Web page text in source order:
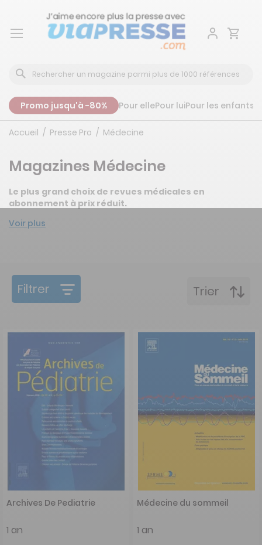
Aller
Promo jusqu'à -80% Pour ellePour luiPour les enfants
Accueil Presse Pro Médecine
Magazines Médecine
Le plus grand choix de revues médicales en
abonnement à prix réduit.
Voir plus
Filtrer Trier
Archives De Pediatrie
1 an
Médecine du sommeil
1 an